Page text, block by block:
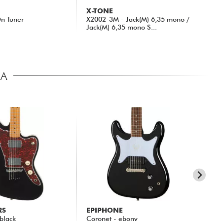
Tuner
X-TONE
X2002-3M - Jack(M) 6,35 mono /
Jack(M) 6,35 mono S...
EPIPHONE
Coronet - ebony